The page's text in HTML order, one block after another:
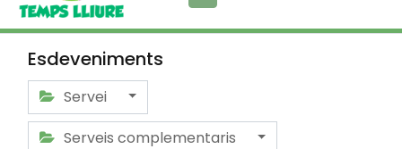
Esdeveniments
Servei
Serveis complementaris